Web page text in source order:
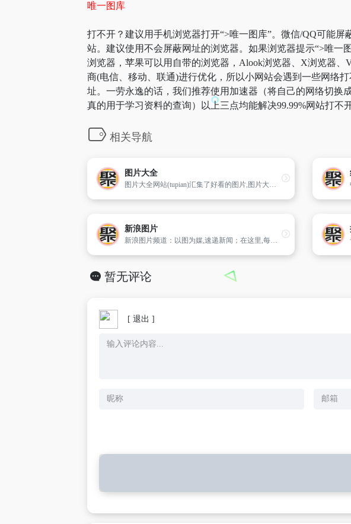
唯一图库
打不开？建议用手机浏览器打开“>唯一图库”。微信/QQ可能
站。建议使用不会屏蔽网址的浏览器。如果浏览器提示“>唯
浏览器，苹果可以用自带的浏览器，Alook浏览器、X浏览器
商(电信、移动、联通)进行优化，所以小网站会遇到一些网络
址。一劳永逸的话，我们推荐使用加速器（将自己的网络切换
真的用于学习资料的查询）以上三点均能解决99.99%网站打不
相关导航
图片大全
图片大全网站(tupian)汇集了好看的图片,图片大全拥有动态和搞笑期待着你;搞笑图片大全收罗了恶搞图片、笑死人的搞笑图片；想看恐怖鬼图片和可爱的卡通动漫图片请欣赏我们的图片库。
新浪图片
新浪图片频道：以图为媒,速递新闻；在这里,每天看“有温度的视觉”。频道致力于成为中国报道摄影师成长平台。以影像记录中国,发掘历史,感知世界。品牌栏目有《看见》、《记忆》、《天下》、《摄影师》和《品图》专栏等,其一年一度的“摄氏度”年度报道摄影师大典,为互联网首创。
暂无评论
[ 退出 ]